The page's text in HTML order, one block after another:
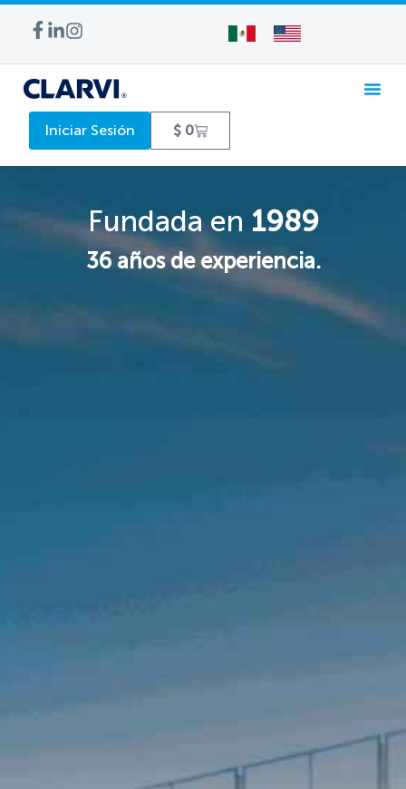
Iniciar Sesión $ 0
Fundada en 1989
36 años de experiencia.